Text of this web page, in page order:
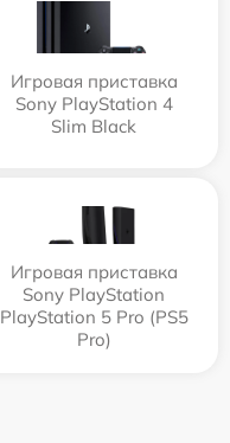
Игровая приставка
Sony PlayStation 4
Slim Black
Игровая приставка
Sony PlayStation
PlayStation 5 Pro (PS5
Pro)